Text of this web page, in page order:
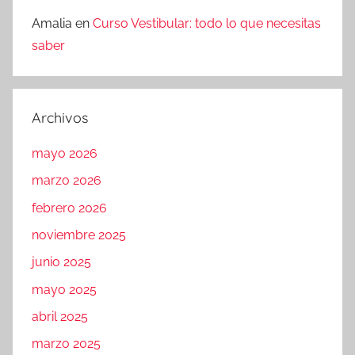
Amalia en Curso Vestibular: todo lo que necesitas
saber
Archivos
mayo 2026
marzo 2026
febrero 2026
noviembre 2025
junio 2025
mayo 2025
abril 2025
marzo 2025